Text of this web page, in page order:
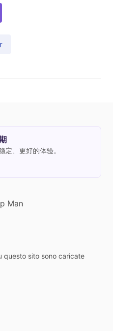
定、更好的体验。
Man
questo sito sono caricate